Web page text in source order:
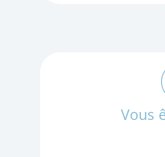
Vous